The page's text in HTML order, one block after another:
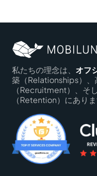
私たちの理念は、 オフ
築（Relationships）、
（Recruitment）、そ
（Retention）にありま